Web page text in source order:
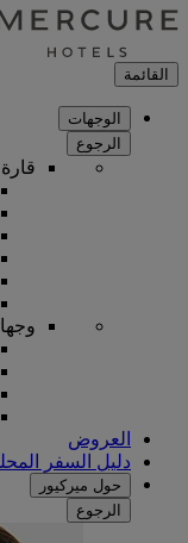
القائمة
الوجهات
الرجوع
قارة
العروض
دليل السفر
حول ميركيور
الرجوع